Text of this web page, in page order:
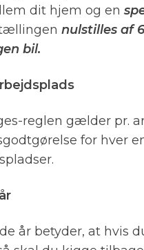
dit hjem og en
nulstilles af
bil.
reglen gælder pr.
for hver
år betyder, at hvis